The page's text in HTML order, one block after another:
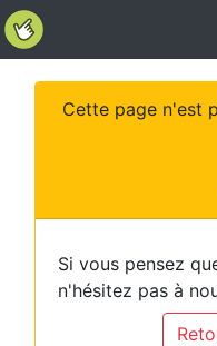
Cette page n'est
Si vous pensez
n'hésitez pas à